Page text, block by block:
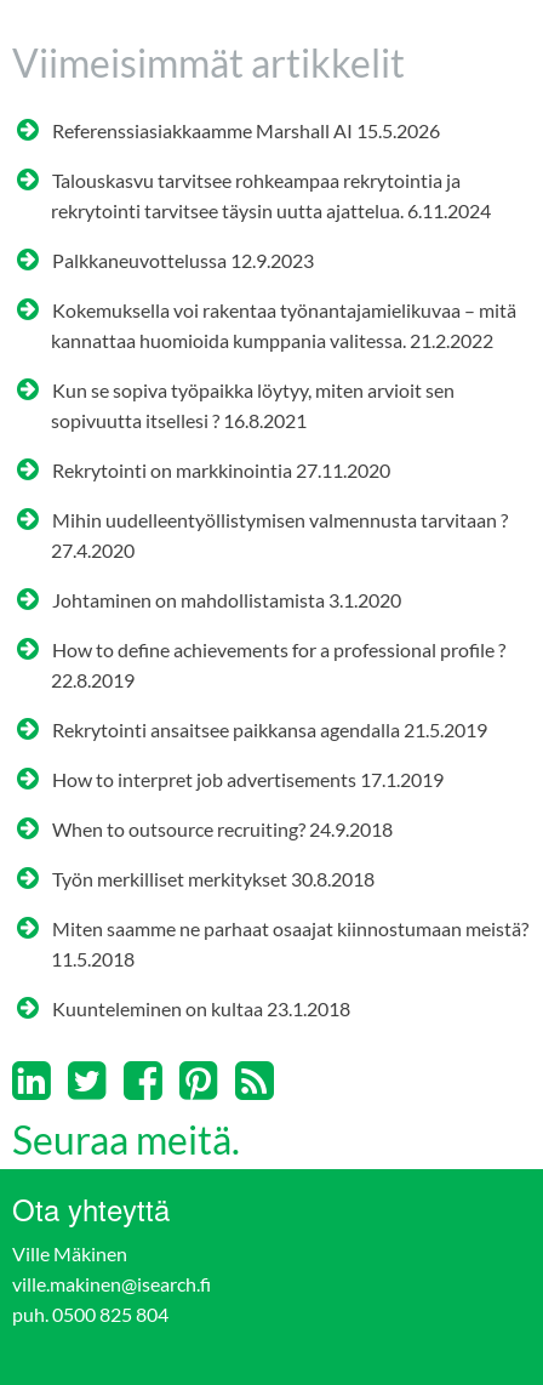
Viimeisimmät artikkelit
Referenssiasiakkaamme Marshall AI 15.5.2026
Talouskasvu tarvitsee rohkeampaa rekrytointia ja
rekrytointi tarvitsee täysin uutta ajattelua. 6.11.2024
Palkkaneuvottelussa 12.9.2023
Kokemuksella voi rakentaa työnantajamielikuvaa – mitä
kannattaa huomioida kumppania valitessa. 21.2.2022
Kun se sopiva työpaikka löytyy, miten arvioit sen
sopivuutta itsellesi ? 16.8.2021
Rekrytointi on markkinointia 27.11.2020
Mihin uudelleentyöllistymisen valmennusta tarvitaan ?
27.4.2020
Johtaminen on mahdollistamista 3.1.2020
How to define achievements for a professional profile ?
22.8.2019
Rekrytointi ansaitsee paikkansa agendalla 21.5.2019
How to interpret job advertisements 17.1.2019
When to outsource recruiting? 24.9.2018
Työn merkilliset merkitykset 30.8.2018
Miten saamme ne parhaat osaajat kiinnostumaan meistä?
11.5.2018
Kuunteleminen on kultaa 23.1.2018
Seuraa meitä.
Ota yhteyttä
Ville Mäkinen
ville.makinen@isearch.fi
puh. 0500 825 804